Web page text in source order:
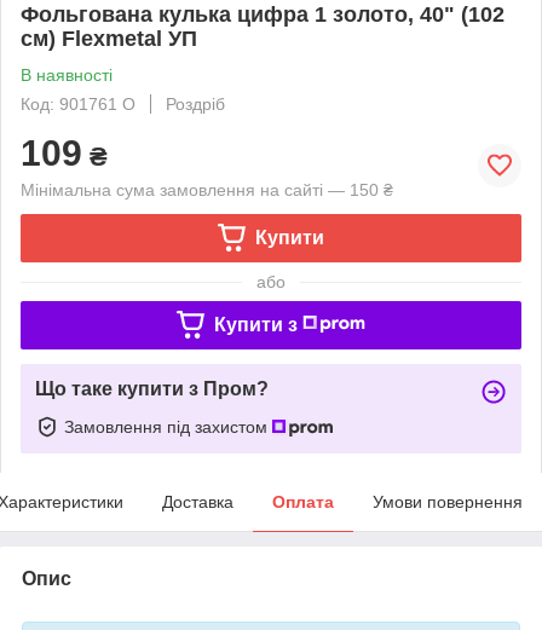
Фольгована кулька цифра 1 золото, 40" (102
см) Flexmetal УП
В наявності
Код: 901761 O
Роздріб
109 ₴
Мінімальна сума замовлення на сайті — 150 ₴
Купити
або
Купити з
Що таке купити з Пром?
Замовлення під захистом
Доставка Оплата Умови повернення
Опис